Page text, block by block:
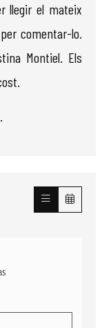
llegir el mateix
comentar-lo.
Montiel. Els